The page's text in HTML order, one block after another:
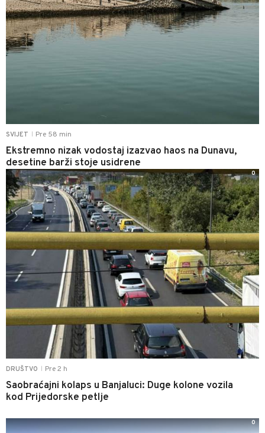
SVIJET Pre 58 min
Ekstremno nizak vodostaj izazvao haos na Dunavu,
desetine barži stoje usidrene
DRUŠTVO Pre 2 h
Saobraćajni kolaps u Banjaluci: Duge kolone vozila
kod Prijedorske petlje
0
0